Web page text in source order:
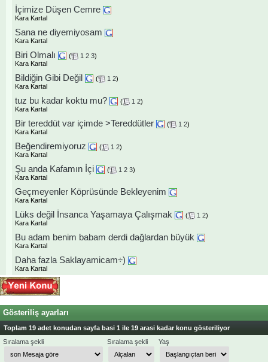
İçimize Düşen Cemre
Kara Kartal
Sana ne diyemiyosam
Kara Kartal
Biri Olmalı ( 1 2 3)
Kara Kartal
Bildiğin Gibi Değil ( 1 2)
Kara Kartal
tuz bu kadar koktu mu? ( 1 2)
Kara Kartal
Bir tereddüt var içimde >Tereddütler ( 1 2)
Kara Kartal
Beğendiremiyoruz ( 1 2)
Kara Kartal
Şu anda Kafamın İçi ( 1 2 3)
Kara Kartal
Geçmeyenler Köprüsünde Bekleyenim
Kara Kartal
Lüks değil İnsanca Yaşamaya Çalışmak ( 1 2)
Kara Kartal
Bu adam benim babam derdi dağlardan büyük
Kara Kartal
Daha fazla Saklayamicam÷)
Kara Kartal
Gösteriliş ayarları
Toplam 19 adet konudan sayfa basi 1 ile 19 arasi kadar konu gösteriliyor
Sıralama şekli
Sıralama şekli Yaş